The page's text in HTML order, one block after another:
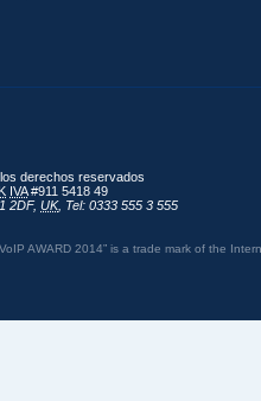
los derechos reservados
IVA#911 5418 49
2DF, UK, Tel: 0333 555 3 555
AWARD 2014” is a trade mark of the